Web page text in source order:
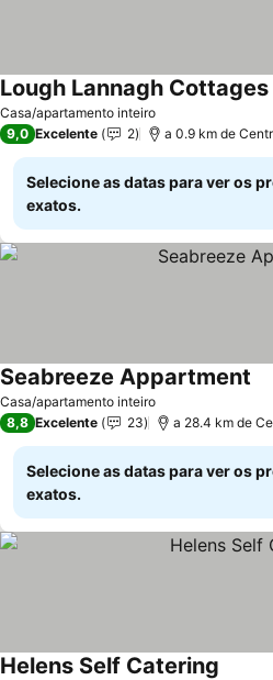
Casa/apartamento inteiro
Lough Lannagh Cottages
9,0 Excelente 2 a 0.9 km de
Selecione as datas para ver os
exatos.
Casa/apartamento inteiro
Seabreeze Appartment
8,8 Excelente 23 a 28.4 km de
Selecione as datas para ver os
exatos.
Helens Self Catering